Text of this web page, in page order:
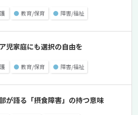
● 教育/保育 ● 障害/福祉
児家庭にも選択の自由を
● 教育/保育 ● 障害/福祉
が語る「摂食障害」の持つ意味